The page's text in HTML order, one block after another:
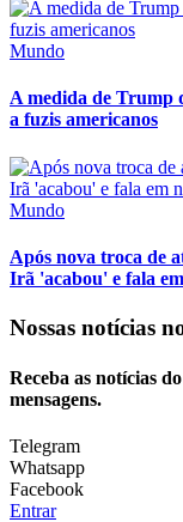
Mundo
A medida de Trump
a fuzis americanos
Mundo
Após nova troca de
Irã 'acabou' e fala
Nossas notícias
Receba as notícias
mensagens.
Telegram
Whatsapp
Facebook
Entrar